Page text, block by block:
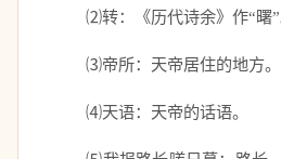
⑵转：《历代诗余》作“曙”
⑶帝所：天帝居住的地方。
⑷天语：天帝的话语。